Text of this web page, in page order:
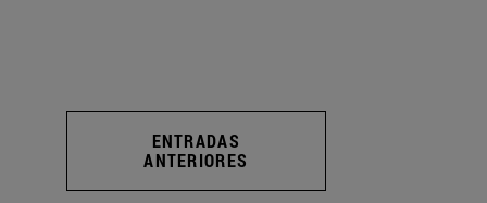
ENTRADAS
ANTERIORES